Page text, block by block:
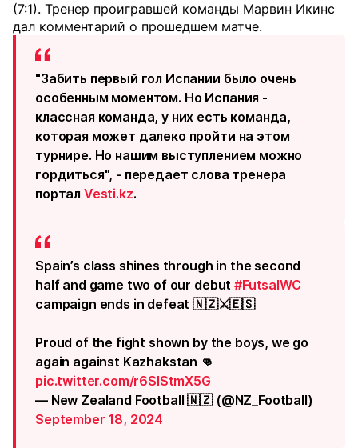
(7:1). Тренер проигравшей команды Марвин Икинс
дал комментарий о прошедшем матче.
"Забить первый гол Испании было очень
особенным моментом. Но Испания -
классная команда, у них есть команда,
которая может далеко пройти на этом
турнире. Но нашим выступлением можно
гордиться", - передает слова тренера
портал Vesti.kz.
Spain’s class shines through in the second
half and game two of our debut#FutsalWC
campaign ends in defeat 🇳🇿⚔️🇪🇸
Proud of the fight shown by the boys, we go
again against Kazhakstan 👊
pic.twitter.com/r6SIStmX5G
— New Zealand Football 🇳🇿 (@NZ_Football)
September 18, 2024